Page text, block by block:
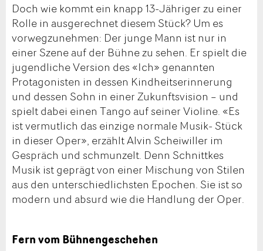
Doch wie kommt ein knapp 13-Jähriger zu einer
Rolle in ausgerechnet diesem Stück? Um es
vorwegzunehmen: Der junge Mann ist nur in
einer Szene auf der Bühne zu sehen. Er spielt die
jugendliche Version des «Ich» genannten
Protagonisten in dessen Kindheitserinnerung
und dessen Sohn in einer Zukunftsvision – und
spielt dabei einen Tango auf seiner Violine. «Es
ist vermutlich das einzige normale Musik- Stück
in dieser Oper», erzählt Alvin Scheiwiller im
Gespräch und schmunzelt. Denn Schnittkes
Musik ist geprägt von einer Mischung von Stilen
aus den unterschiedlichsten Epochen. Sie ist so
modern und absurd wie die Handlung der Oper.
Fern vom Bühnengeschehen